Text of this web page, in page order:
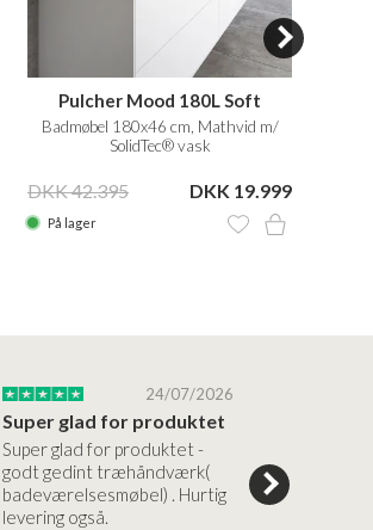
Pulcher Mood 180L Soft
Badmøbel 180x46 cm, Mathvid m/
SolidTec® vask
DKK 42.395 DKK 19.999
På lager
24/07/2026
Super glad for produktet
Super glad for produktet -
godt gedint træhåndværk(
badeværelsesmøbel) . Hurtig
levering også.
forståelig
nem